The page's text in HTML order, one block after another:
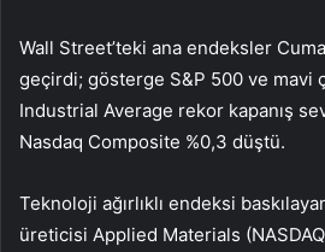
Wall Street’teki ana endeksler
geçirdi; gösterge S&P 500 ve mavi
Industrial Average rekor kapanış
Nasdaq Composite %0,3 düştü.
Teknoloji ağırlıklı endeksi
üreticisi Applied Materials